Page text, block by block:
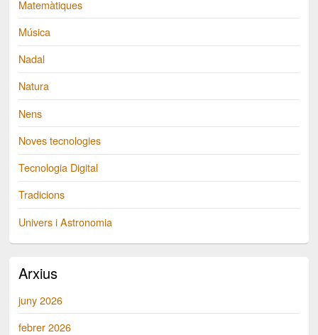
Matemàtiques
Música
Nadal
Natura
Nens
Noves tecnologies
Tecnologia Digital
Tradicions
Univers i Astronomia
Arxius
juny 2026
febrer 2026